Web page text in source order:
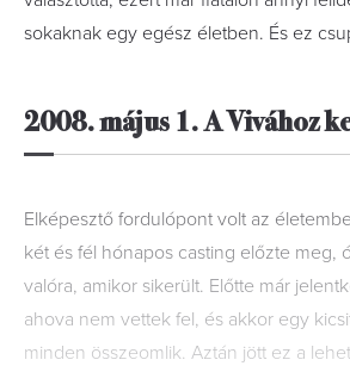
sokaknak egy egész életben. És ez
2008. május 1.A Vivához
Elképesztő fordulópont volt az
két és fél hónapos casting előzte meg,
valóra, amikor sikerült. Előtte már
ahova nem vettek fel, és akkor egy
minden összeomlik. Aztán jött ez a